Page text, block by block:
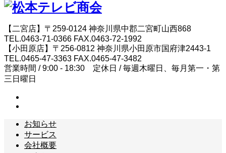
【二宮店】〒259-0124 神奈川県中郡二宮町山西868
TEL.0463-71-0366 FAX.0463-72-1992
【小田原店】〒256-0812 神奈川県小田原市国府津2443-1
TEL.0465-47-3363 FAX.0465-47-3482
営業時間 / 9:00 - 18:30 定休日 / 毎週木曜日、毎月第一・第
三日曜日
お知らせ
サービス
会社概要